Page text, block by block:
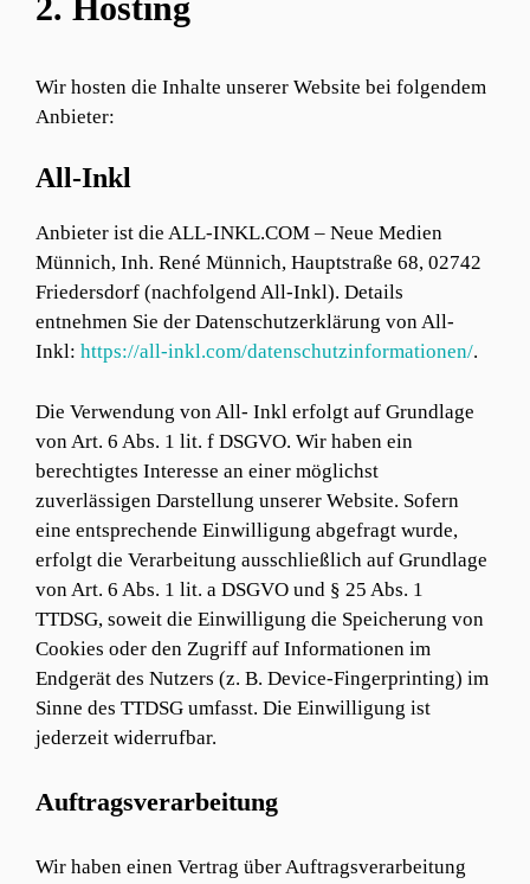
Wir hosten die Inhalte unserer Website bei folgendem
Anbieter:
All-Inkl
Anbieter ist die ALL-INKL.COM – Neue Medien
Münnich, Inh. René Münnich, Hauptstraße 68, 02742
Friedersdorf (nachfolgend All-Inkl). Details
entnehmen Sie der Datenschutzerklärung von All-
Inkl: https://all-inkl.com/datenschutzinformationen/.
Die Verwendung von All- Inkl erfolgt auf Grundlage
von Art. 6 Abs. 1 lit. f DSGVO. Wir haben ein
berechtigtes Interesse an einer möglichst
zuverlässigen Darstellung unserer Website. Sofern
eine entsprechende Einwilligung abgefragt wurde,
erfolgt die Verarbeitung ausschließlich auf Grundlage
von Art. 6 Abs. 1 lit. a DSGVO und § 25 Abs. 1
TTDSG, soweit die Einwilligung die Speicherung von
Cookies oder den Zugriff auf Informationen im
Endgerät des Nutzers (z. B. Device-Fingerprinting) im
Sinne des TTDSG umfasst. Die Einwilligung ist
jederzeit widerrufbar.
Auftragsverarbeitung
Wir haben einen Vertrag über Auftragsverarbeitung